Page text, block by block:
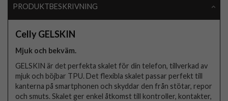
PRODUKTBESKRIVNING
Celly GELSKIN
Mjuk och bekväm.
GELSKIN är det perfekta skalet för din telefon, tillverkad av
mjuk och böjbar TPU. Det flexibla skalet passar perfekt till
kanterna på smartphonen och skyddar den från stötar, repor
och smuts. Skalet ger enkel åtkomst till kontroller, kontakter,